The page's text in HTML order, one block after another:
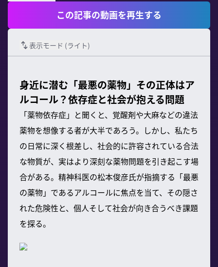
この記事の動画を再生する
表示モード (ライト)
身近に潜む「最悪の薬物」その正体はア
ルコール？依存症と社会が抱える問題
「薬物依存症」と聞くと、覚醒剤や大麻などの違法
薬物を想像する者が大半であろう。しかし、私たち
の日常に深く根差し、社会的に許容されている合法
な物質が、実はより深刻な薬物問題を引き起こす場
合がある。精神科医の松本俊彦氏が指摘する「最悪
の薬物」であるアルコールに焦点を当て、その隠さ
れた危険性と、個人そして社会が向き合うべき課題
を探る。